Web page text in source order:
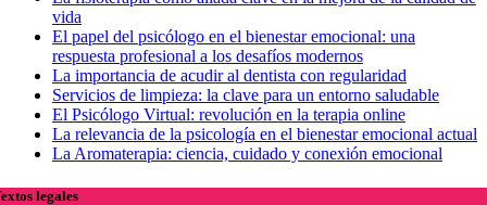
vida
El papel del psicólogo en el bienestar emocional: una
respuesta profesional a los desafíos modernos
La importancia de acudir al dentista con regularidad
Servicios de limpieza: la clave para un entorno saludable
El Psicólogo Virtual: revolución en la terapia online
La relevancia de la psicología en el bienestar emocional actual
La Aromaterapia: ciencia, cuidado y conexión emocional
legales